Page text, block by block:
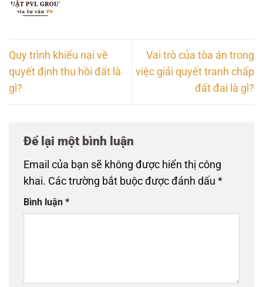
Quy trình khiếu nại về
quyết định thu hồi đất là
gì?
Vai trò của tòa án trong
việc giải quyết tranh chấp
đất đai là gì?
Để lại một bình luận
Email của bạn sẽ không được hiển thị công
khai. Các trường bắt buộc được đánh dấu *
Bình luận *